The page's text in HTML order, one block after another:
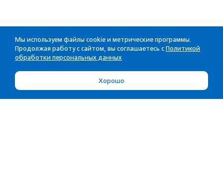
Мы используем файлы cookie и метрические программы.
Продолжая работу с сайтом, вы соглашаетесь с Политикой
обработки персональных данных
Хорошо